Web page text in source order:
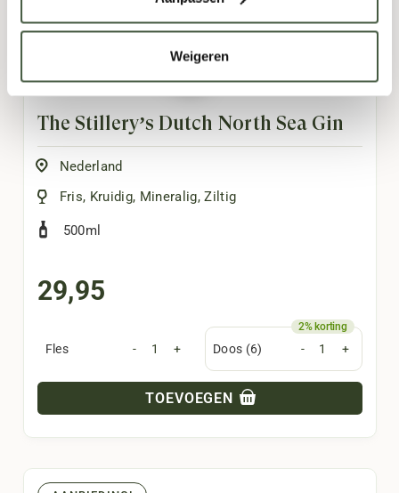
Weigeren
The Stillery’s Dutch North Sea Gin
Nederland
Fris, Kruidig, Mineralig,Ziltig
500ml
29,95
Fles - + Doos (6) - +
TOEVOEGEN